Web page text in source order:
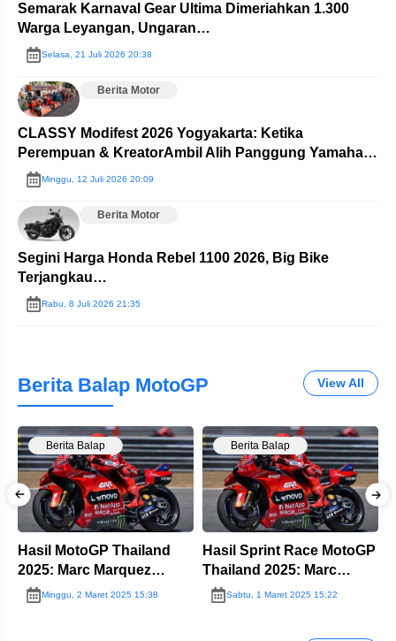
Semarak Karnaval Gear Ultima Dimeriahkan 1.300
Warga Leyangan, Ungaran…
Selasa, 21 Juli 2026 20:38
Berita Motor
CLASSY Modifest 2026 Yogyakarta: Ketika
Perempuan & KreatorAmbil Alih Panggung Yamaha…
Minggu, 12 Juli 2026 20:09
Berita Motor
Segini Harga Honda Rebel 1100 2026, Big Bike
Terjangkau…
Rabu, 8 Juli 2026 21:35
Berita Balap MotoGP View All
Berita Balap
Hasil MotoGP Thailand
2025: Marc Marquez
Juara…!!
Minggu, 2 Maret 2025 15:38
Berita Balap
Hasil Sprint Race MotoGP
Thailand 2025: Marc
Marquez Juara…!!
Sabtu, 1 Maret 2025 15:22